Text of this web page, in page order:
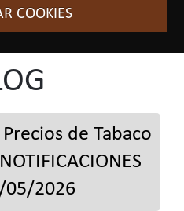
COOKIES
de Tabaco
NOTIFICACIONES
05/2026